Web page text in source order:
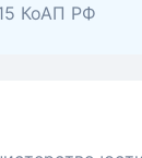
КоАП РФ